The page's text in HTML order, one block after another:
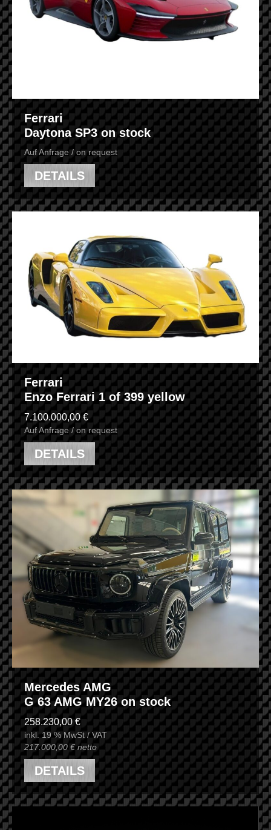
Ferrari
Daytona SP3 on stock
Auf Anfrage / on request
DETAILS
Ferrari
Enzo Ferrari 1 of 399 yellow
7.100.000,00 €
Auf Anfrage / on request
DETAILS
Mercedes AMG
G 63 AMG MY26 on stock
258.230,00 €
inkl. 19 % MwSt / VAT
217.000,00 € netto
DETAILS